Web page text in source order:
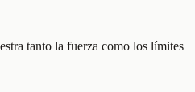
tanto la fuerza como los límites